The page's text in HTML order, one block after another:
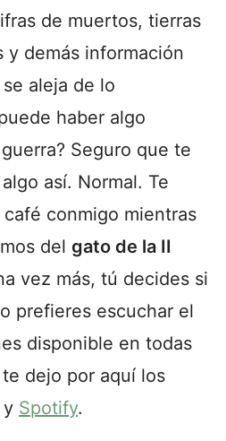
de muertos, tierras
y demás información
aleja de lo
haber algo
Seguro que te
así. Normal. Te
conmigo mientras
del gato de la II
vez más, tú decides si
prefieres escuchar el
disponible en todas
dejo por aquí los
y Spotify.